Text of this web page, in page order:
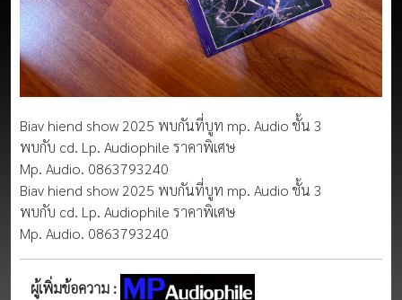
Biav hiend show 2025 พบกันที่บูท mp. Audio ชั้น 3
พบกับ cd. Lp. Audiophile ราคาพิเศษ
Mp. Audio. 0863793240
Biav hiend show 2025 พบกันที่บูท mp. Audio ชั้น 3
พบกับ cd. Lp. Audiophile ราคาพิเศษ
Mp. Audio. 0863793240
ผู้เพิ่มข้อความ :